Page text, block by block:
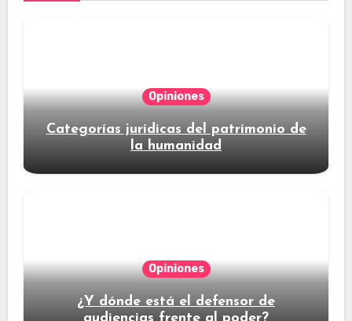
Opiniones
Categorías jurídicas del patrimonio de
la humanidad
Opiniones
¿Y dónde está el defensor de